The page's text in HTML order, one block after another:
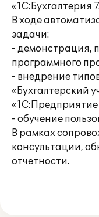
«1С:Бухгалтерия
В ходе
задачи:
- демонстрация,
программного
- внедрение
«Бухгалтерский
«1С:Предприятие
- обучение
В рамках
консультации,
отчетности.